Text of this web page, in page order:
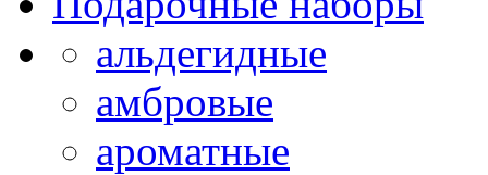
альдегидные
амбровые
ароматные